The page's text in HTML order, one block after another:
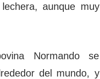
aunque muy
Normando se
del mundo, y